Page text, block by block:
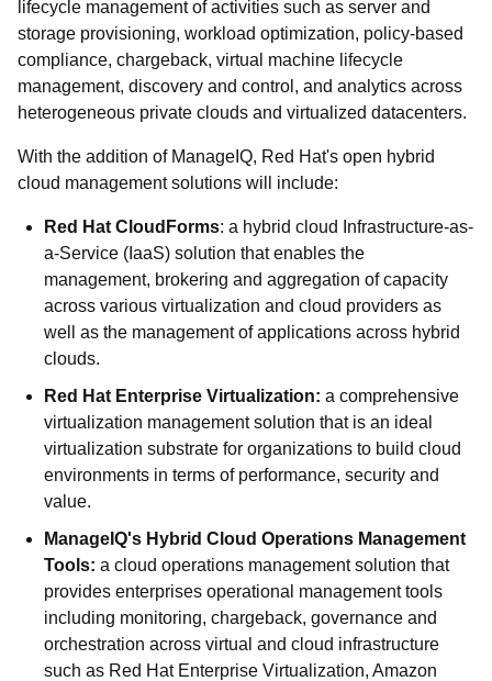
lifecycle management of activities such as server and
storage provisioning, workload optimization, policy-based
compliance, chargeback, virtual machine lifecycle
management, discovery and control, and analytics across
heterogeneous private clouds and virtualized datacenters.
With the addition of ManageIQ, Red Hat's open hybrid
cloud management solutions will include:
Red Hat CloudForms: a hybrid cloud Infrastructure-as-
a-Service (IaaS) solution that enables the
management, brokering and aggregation of capacity
across various virtualization and cloud providers as
well as the management of applications across hybrid
clouds.
Red Hat Enterprise Virtualization: a comprehensive
virtualization management solution that is an ideal
virtualization substrate for organizations to build cloud
environments in terms of performance, security and
value.
ManageIQ's Hybrid Cloud Operations Management
Tools: a cloud operations management solution that
provides enterprises operational management tools
including monitoring, chargeback, governance and
orchestration across virtual and cloud infrastructure
such as Red Hat Enterprise Virtualization, Amazon